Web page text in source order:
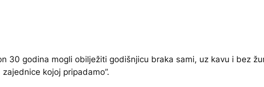
30 godina mogli obilježiti godišnjicu braka sami, uz kavu i bez
kojoj pripadamo”.